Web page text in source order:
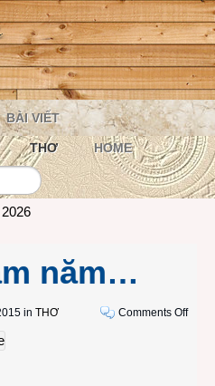
BÀI VIẾT
THƠ HOME
năm…
in THƠ Comments Offon